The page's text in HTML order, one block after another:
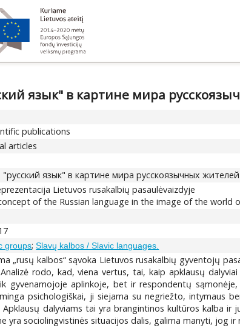
язык" в картине мира
publications
articles
язык" в картине мира русскоязычных
Lietuvos rusakalbių pasaulėvaizdyje
of the Russian language in the image of the world
groups;Slavų kalbos / Slavic languages.
„rusų kalbos“ sąvoka Lietuvos rusakalbių gyventojų
rodo, kad, viena vertus, tai, kaip apklausų
gyvenamojoje aplinkoje, bet ir respondentų
psichologiškai, ji siejama su negriežto, intymaus
Apklausų dalyviams tai yra brangintinos kultūros kalba
yra sociolingvistinės situacijos dalis, galima manyti, jog